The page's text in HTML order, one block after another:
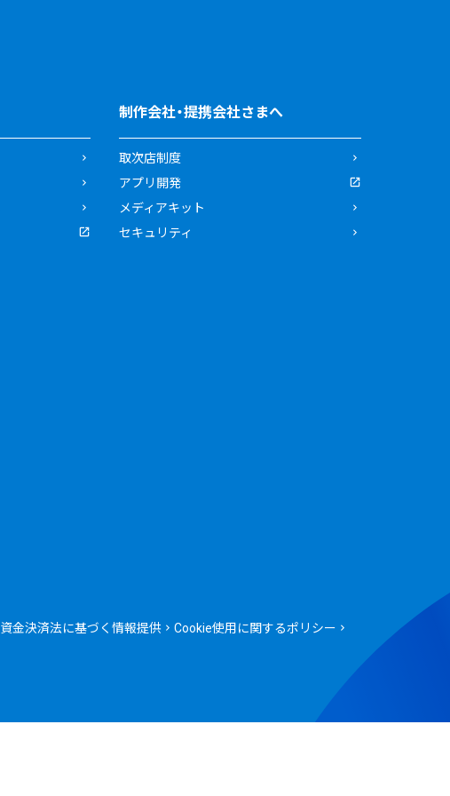
制作会社・提携会社さまへ
取次店制度
アプリ開発
メディアキット
セキュリティ
資金決済法に基づく情報提供
Cookie使用に関するポリシー